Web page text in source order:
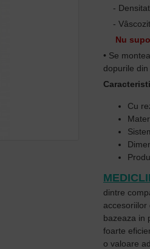
-
-
Nu
• Se
dopurile
Cu
dintre
accesoriilor
bazeaza in
foarte
o valoare